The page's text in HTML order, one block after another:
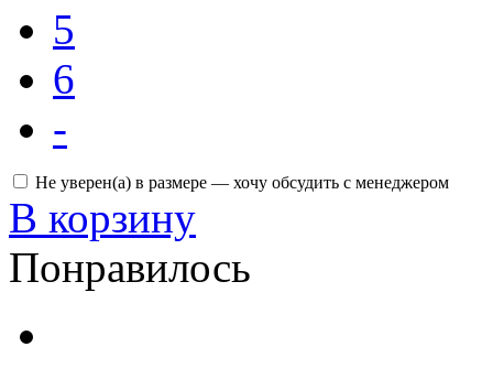
5
6
-
Не уверен(а) в размере — хочу обсудить с менеджером
В корзину
Понравилось